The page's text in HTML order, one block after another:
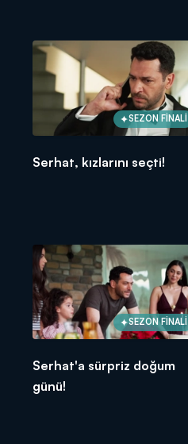
SEZON FİNALİ
Serhat, kızlarını seçti!
SEZON FİNALİ
Serhat'a sürpriz doğum
günü!